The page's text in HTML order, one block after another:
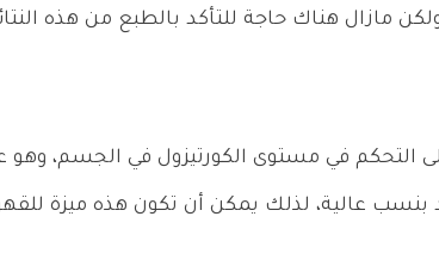
مازال هناك حاجة للتأكد بالطبع من هذه
التحكم في مستوى الكورتيزول في الجسم، وهو
بنسب عالية، لذلك يمكن أن تكون هذه ميزة